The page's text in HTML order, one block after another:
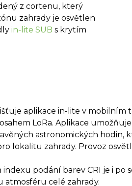
z cortenu, který
zahrady je osvětlen
in-lite SUB s krytím
aplikace in-lite v
LoRa. Aplikace
astronomických hodin,
lokalitu zahrady. Provoz
podání barev CRI je i
celé zahrady.